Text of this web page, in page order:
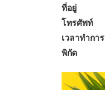
ที่อยู่
โทรศัพท์
เวลาทำการ
พิกัด